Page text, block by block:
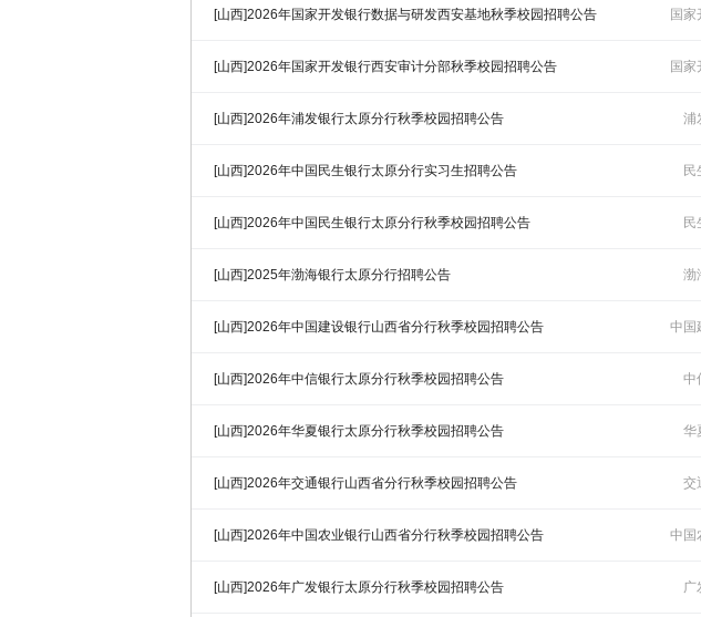
[山西]2026年国家开发银行数据与研发西安基地秋季校园招聘公告 国家
[山西]2026年国家开发银行西安审计分部秋季校园招聘公告 国家
[山西]2026年浦发银行太原分行秋季校园招聘公告 浦
[山西]2026年中国民生银行太原分行实习生招聘公告 民
[山西]2026年中国民生银行太原分行秋季校园招聘公告 民
[山西]2025年渤海银行太原分行招聘公告 渤
[山西]2026年中国建设银行山西省分行秋季校园招聘公告 中国
[山西]2026年中信银行太原分行秋季校园招聘公告 中
[山西]2026年华夏银行太原分行秋季校园招聘公告 华
[山西]2026年交通银行山西省分行秋季校园招聘公告 交
[山西]2026年中国农业银行山西省分行秋季校园招聘公告 中国
[山西]2026年广发银行太原分行秋季校园招聘公告 广